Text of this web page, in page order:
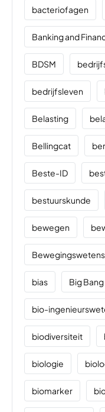
bacteriofagen
Banking and
BDSM
bedrijfsleven
Belasting
Bellingcat
Beste-ID
bestuurskunde
bewegen
bias Big Bang
bio-
biodiversiteit
biologie
biomarker